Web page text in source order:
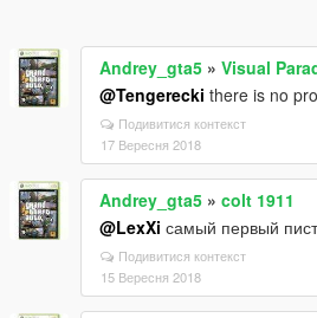
Andrey_gta5 » Visual
@Tengerecki there is no
Подивитися контекст
17 Вересня 2018
Andrey_gta5 » colt 1911
@LexXi самый первый
Подивитися контекст
15 Вересня 2018